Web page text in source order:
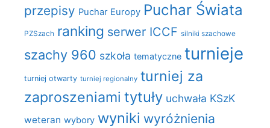
przepisy Puchar Europy Puchar Świata
PZSzach ranking serwer ICCF silniki szachowe
szachy 960 szkoła tematyczne turnieje
turniej otwarty turniej regionalny turniej za
zaproszeniami tytuły uchwała KSzK
weteran wybory wyniki wyróżnienia